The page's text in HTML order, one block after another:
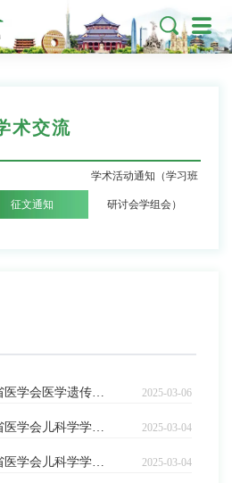

术交流
征文通知
学术活动通知（学习班
研讨会学组会）
2025-03-06
传学学术年会的征文通知
2025-03-04
届粤港澳大湾区儿科学术研讨会征文的通知
2025-03-04
届粤港澳大湾区儿科学术研讨会征文的通知